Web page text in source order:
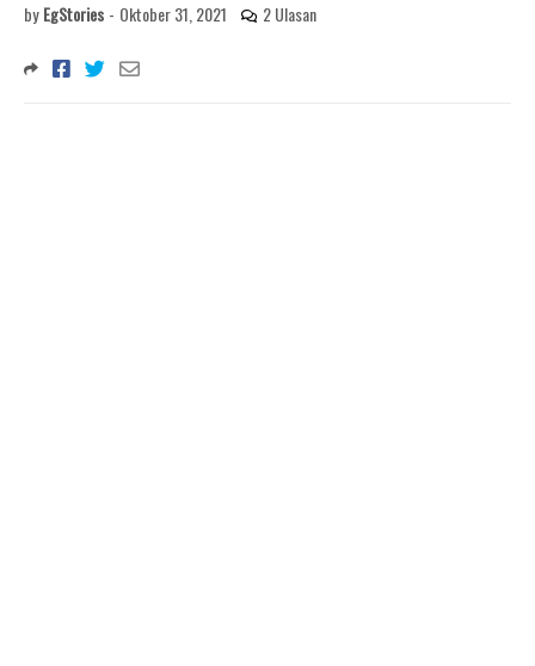
by EgStories - Oktober 31, 2021 2 Ulasan